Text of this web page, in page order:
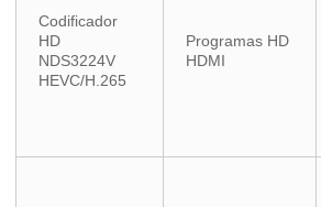
Codificador
HD
NDS3224V
HEVC/H.265
Programas HD
HDMI